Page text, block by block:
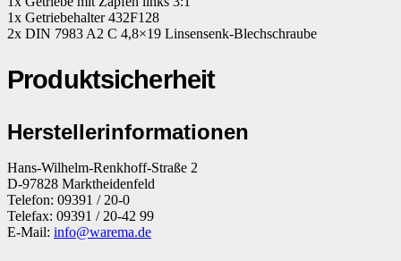
1x Getriebehalter 432F128
2x DIN 7983 A2 C 4,8×19 Linsensenk-Blechschraube
Produktsicherheit
Herstellerinformationen
Hans-Wilhelm-Renkhoff-Straße 2
D-97828 Marktheidenfeld
Telefon: 09391 / 20-0
Telefax: 09391 / 20-42 99
E-Mail: info@warema.de